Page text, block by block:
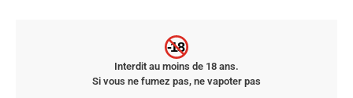
-18
Interdit au moins de 18 ans.
Si vous ne fumez pas, ne vapoter pas